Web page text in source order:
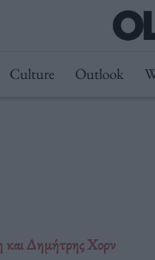
Culture Outlook
και Δημήτρης Χορν